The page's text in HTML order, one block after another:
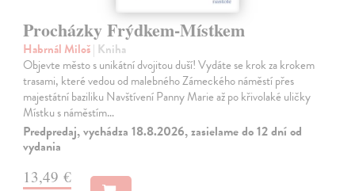
Procházky Frýdkem-Místkem
Habrnál Miloš| Kniha
Objevte město s unikátní dvojitou duší! Vydáte se krok za krokem
trasami, které vedou od malebného Zámeckého náměstí přes
majestátní baziliku Navštívení Panny Marie až po křivolaké uličky
Místku s náměstím…
Predpredaj, vychádza 18.8.2026, zasielame do 12 dní od
vydania
13,49 €